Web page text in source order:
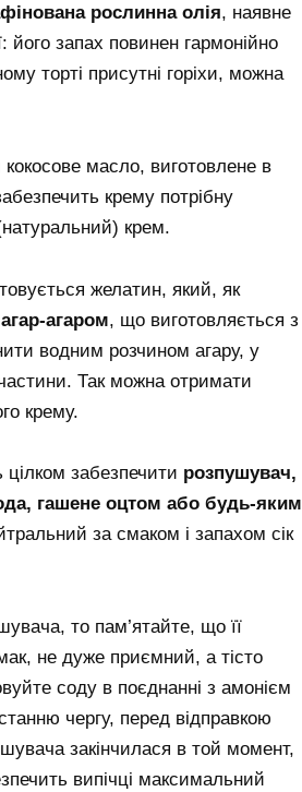
рослинна олія, наявне
його запах повинен гармонійно
торті присутні горіхи, можна
масло, виготовлене в
крему потрібну
крем.
желатин, який, як
агар-агаром, що виготовляється з
водним розчином агару, у
Так можна отримати
крему.
цілком забезпечити розпушувач,
гашене оцтом або будь-яким
за смаком і запахом сік
то пам’ятайте, що її
не дуже приємний, а тісто
соду в поєднанні з амонієм
чергу, перед відправкою
закінчилася в той момент,
випічці максимальний